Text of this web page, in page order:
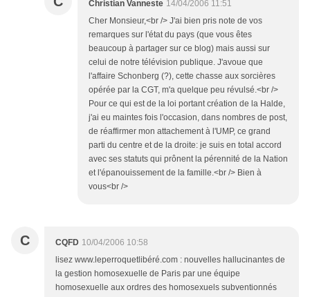
Christian Vanneste 14/04/2006 11:51
Cher Monsieur,<br /> J'ai bien pris note de vos
remarques sur l'état du pays (que vous êtes
beaucoup à partager sur ce blog) mais aussi sur
celui de notre télévision publique. J'avoue que
l'affaire Schonberg (?), cette chasse aux sorcières
opérée par la CGT, m'a quelque peu révulsé.<br />
Pour ce qui est de la loi portant création de la Halde,
j'ai eu maintes fois l'occasion, dans nombres de post,
de réaffirmer mon attachement à l'UMP, ce grand
parti du centre et de la droite: je suis en total accord
avec ses statuts qui prônent la pérennité de la Nation
et l'épanouissement de la famille.<br /> Bien à
vous<br />
C CQFD 10/04/2006 10:58
lisez www.leperroquetlibéré.com : nouvelles hallucinantes de
la gestion homosexuelle de Paris par une équipe
homosexuelle aux ordres des homosexuels subventionnés